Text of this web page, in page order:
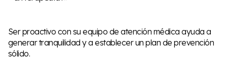
Ser proactivo con su equipo de atención médica ayuda a
generar tranquilidad y a establecer un plan de prevención
sólido.